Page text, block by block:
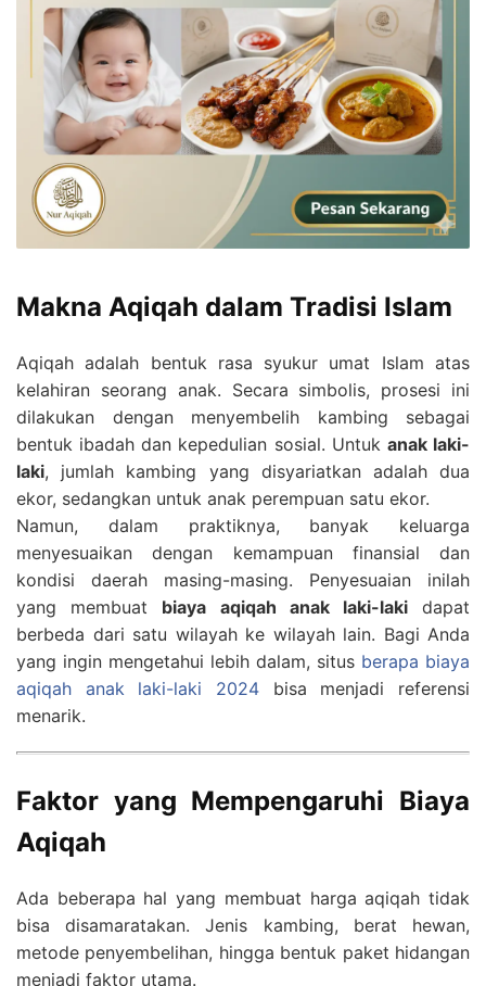
Makna Aqiqah dalam Tradisi Islam
Aqiqah adalah bentuk rasa syukur umat Islam atas
kelahiran seorang anak. Secara simbolis, prosesi ini
dilakukan dengan menyembelih kambing sebagai
bentuk ibadah dan kepedulian sosial. Untuk anak laki-
laki, jumlah kambing yang disyariatkan adalah dua
ekor, sedangkan untuk anak perempuan satu ekor.
Namun, dalam praktiknya, banyak keluarga
menyesuaikan dengan kemampuan finansial dan
kondisi daerah masing-masing. Penyesuaian inilah
yang membuat biaya aqiqah anak laki-lakidapat
berbeda dari satu wilayah ke wilayah lain. Bagi Anda
yang ingin mengetahui lebih dalam, situs berapa biaya
aqiqah anak laki-laki 2024 bisa menjadi referensi
menarik.
Faktor yang Mempengaruhi Biaya
Aqiqah
Ada beberapa hal yang membuat harga aqiqah tidak
bisa disamaratakan. Jenis kambing, berat hewan,
metode penyembelihan, hingga bentuk paket hidangan
menjadi faktor utama.